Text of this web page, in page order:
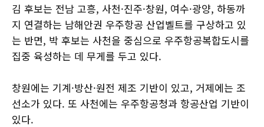
김 후보는 전남 고흥, 사천·진주·창원, 여수·광양, 하동까
지 연결하는 남해안권 우주항공 산업벨트를 구상하고 있
는 반면, 박 후보는 사천을 중심으로 우주항공복합도시를
집중 육성하는 데 무게를 두고 있다.
창원에는 기계·방산·원전 제조 기반이 있고, 거제에는 조
선소가 있다. 또 사천에는 우주항공청과 항공산업 기반이
있다.